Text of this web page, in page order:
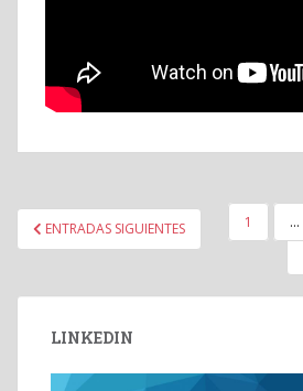
PAGINACIÓN
DE
ENTRADAS SIGUIENTES 1 …
LINKEDIN